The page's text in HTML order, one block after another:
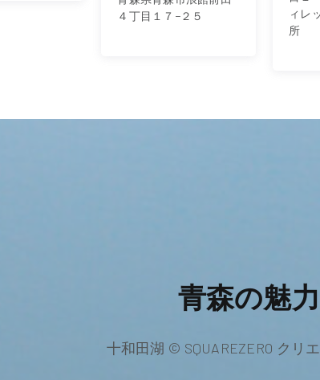
４丁目１７−２５
ィレ
所
青森の魅
十和田湖 © SQUAREZERO クリ